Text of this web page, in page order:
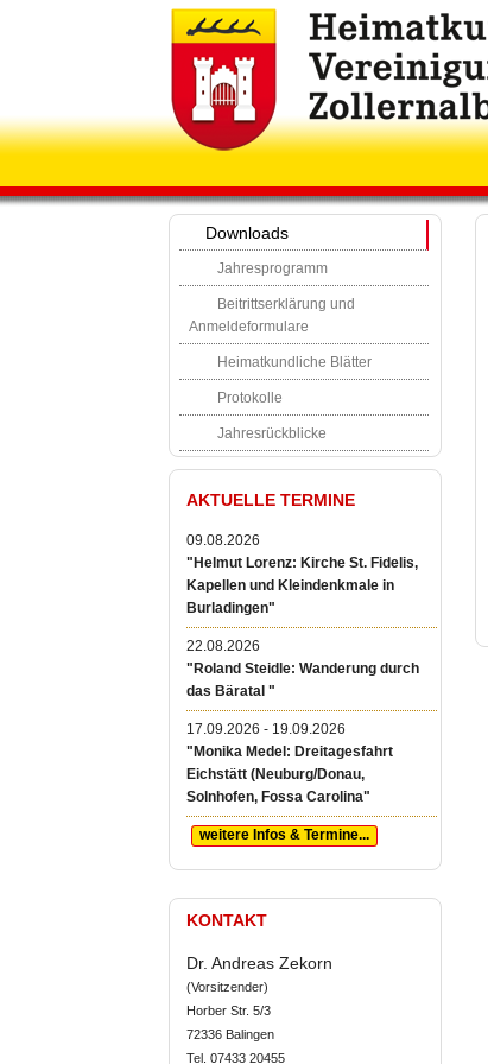
Downloads
Jahresprogramm
Beitrittserklärung und
Anmeldeformulare
Heimatkundliche Blätter
Protokolle
Jahresrückblicke
AKTUELLE TERMINE
09.08.2026
"Helmut Lorenz: Kirche St. Fidelis,
Kapellen und Kleindenkmale in
Burladingen"
22.08.2026
"Roland Steidle: Wanderung durch
das Bäratal "
17.09.2026 - 19.09.2026
"Monika Medel: Dreitagesfahrt
Eichstätt (Neuburg/Donau,
Solnhofen, Fossa Carolina"
weitere Infos & Termine...
KONTAKT
Dr. Andreas Zekorn
(Vorsitzender)
Horber Str. 5/3
72336 Balingen
Tel. 07433 20455